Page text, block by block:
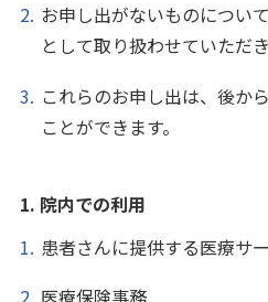
お申し出がないものについ
として取り扱わせていただき
これらのお申し出は、後か
ことができます。
1. 院内での利用
患者さんに提供する医療サ